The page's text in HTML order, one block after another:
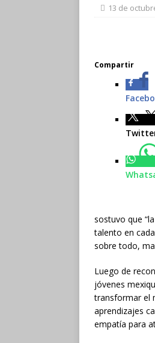
13 de
Compartir
sostuvo que
talento en
sobre todo,
Luego de
jóvenes
transformar el
aprendizajes
empatía para